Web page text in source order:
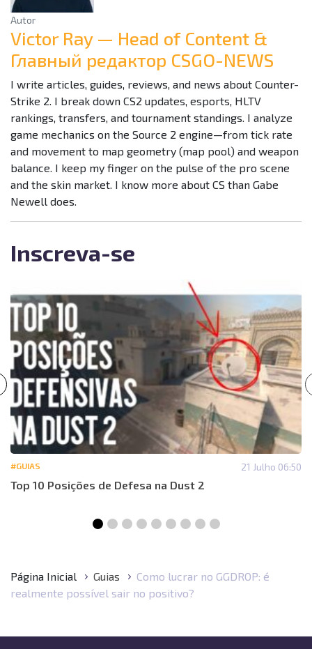
Autor
Victor Ray — Head of Content &
Главный редактор CSGO-NEWS
I write articles, guides, reviews, and news about Counter-
Strike 2. I break down CS2 updates, esports, HLTV
rankings, transfers, and tournament standings. I analyze
game mechanics on the Source 2 engine—from tick rate
and movement to map geometry (map pool) and weapon
balance. I keep my finger on the pulse of the pro scene
and the skin market. I know more about CS than Gabe
Newell does.
Inscreva-se
#GUIAS 21 Julho 06:50
Top 10 Posições de Defesa na Dust 2
Página Inicial Guias
Como lucrar no GGDROP: é
realmente possível sair no positivo?